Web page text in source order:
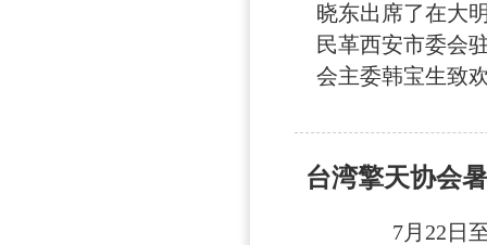
晓东出席了在大
民革西安市委会
会主委韩宝生致
台湾擎天协会
7月22日至23